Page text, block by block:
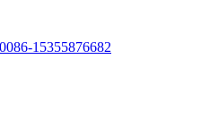
0086-15355876682